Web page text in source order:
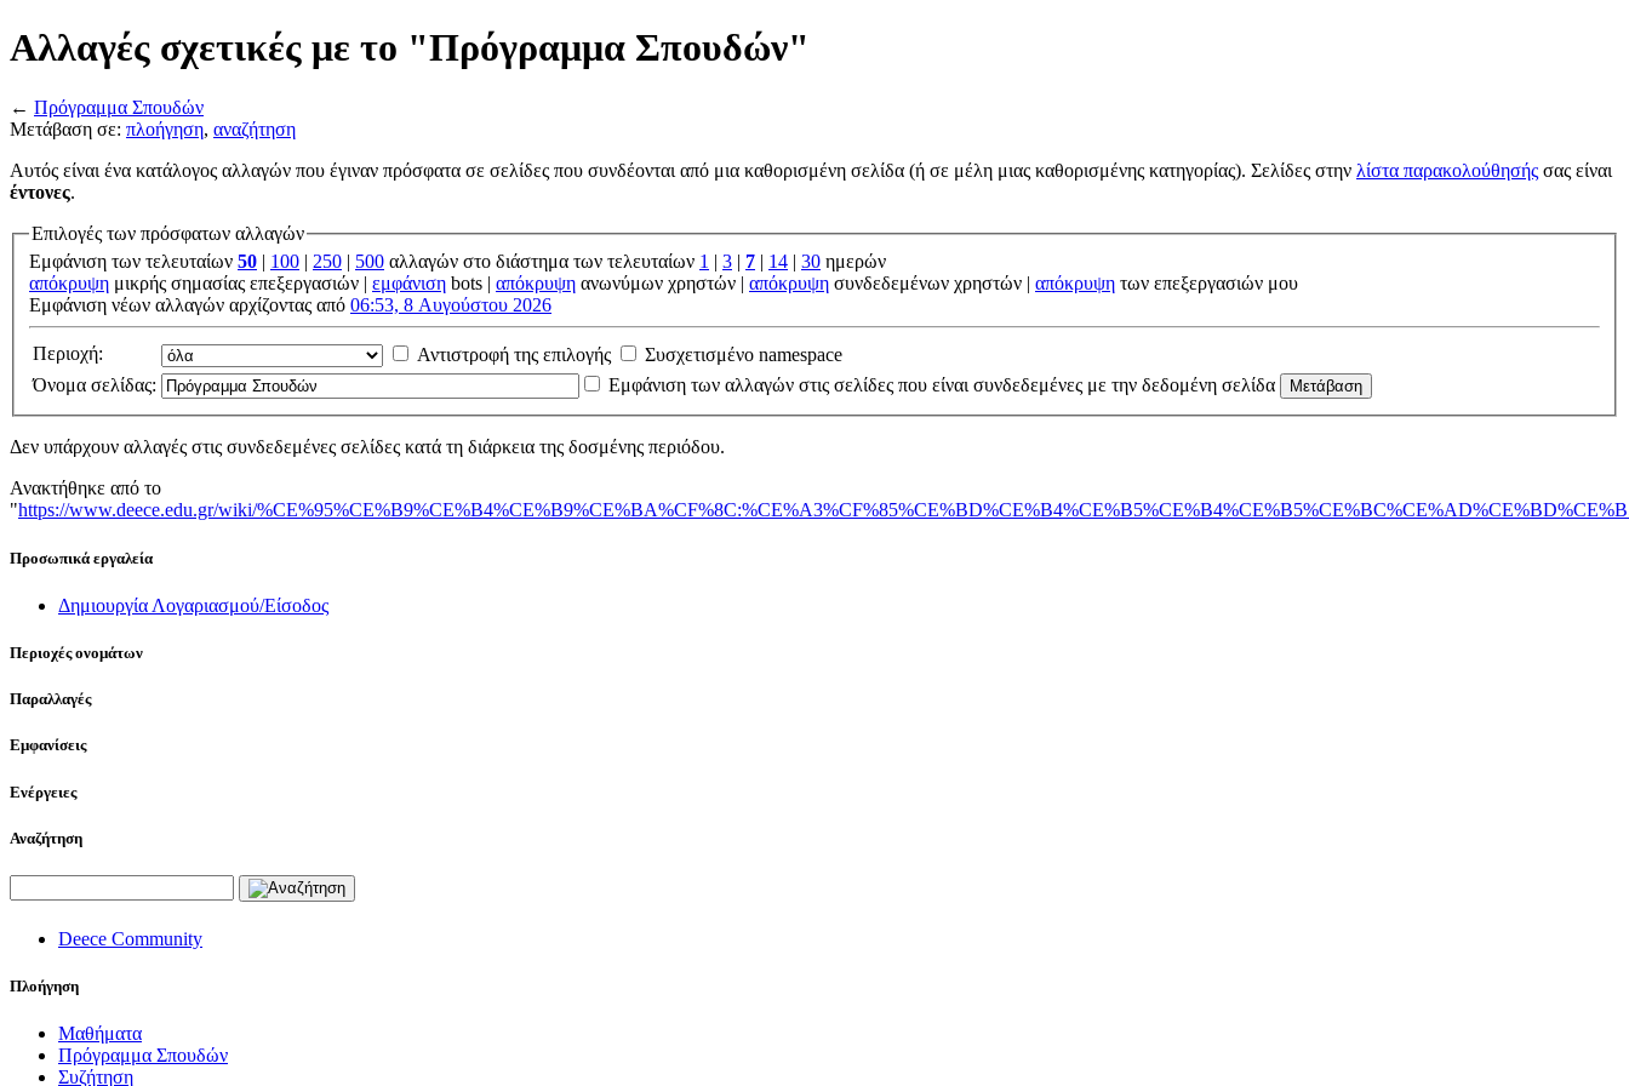
Αλλαγές σχετικές με το "Πρόγραμμα Σπουδών"
← Πρόγραμμα Σπουδών
Μετάβαση σε: πλοήγηση, αναζήτηση
Αυτός είναι ένα κατάλογος αλλαγών που έγιναν πρόσφατα σε σελίδες που συνδέονται από μια καθορισμένη σελίδα (ή σε μέλη μιας καθορισμένης κατηγορίας). Σελίδες στην λίστα παρακολούθησής σας είναι
έντονες.
Επιλογές των πρόσφατων αλλαγών
Εμφάνιση των τελευταίων 50 100 250 500 αλλαγών στο διάστημα των τελευταίων 1 3 7 14 30 ημερών
απόκρυψη μικρής σημασίας επεξεργασιών | εμφάνιση bots | απόκρυψη ανωνύμων χρηστών | απόκρυψη συνδεδεμένων χρηστών | απόκρυψη των επεξεργασιών μου
Εμφάνιση νέων αλλαγών αρχίζοντας από 06:53, 8 Αυγούστου 2026
Περιοχή: Αντιστροφή της επιλογής
Συσχετισμένο namespace
Όνομα σελίδας:
Εμφάνιση των αλλαγών στις σελίδες που είναι συνδεδεμένες με την δεδομένη σελίδα
Δεν υπάρχουν αλλαγές στις συνδεδεμένες σελίδες κατά τη διάρκεια της δοσμένης περιόδου.
Ανακτήθηκε από το
"https://www.deece.edu.gr/wiki/
Προσωπικά εργαλεία
Δημιουργία Λογαριασμού/Είσοδος
Περιοχές ονομάτων
Παραλλαγές
Εμφανίσεις
Ενέργειες
Αναζήτηση
Deece Community
Πλοήγηση
Μαθήματα
Πρόγραμμα Σπουδών
Συζήτηση